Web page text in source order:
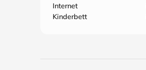
Internet
Kinderbett